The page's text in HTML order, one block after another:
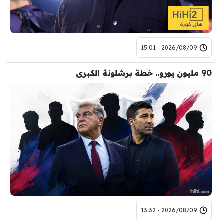
2026/08/09 - 15:01
90 مليون يورو.. خطة برشلونة الكبرى
2026/08/09 - 13:32